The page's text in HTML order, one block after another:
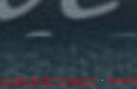
de la Información